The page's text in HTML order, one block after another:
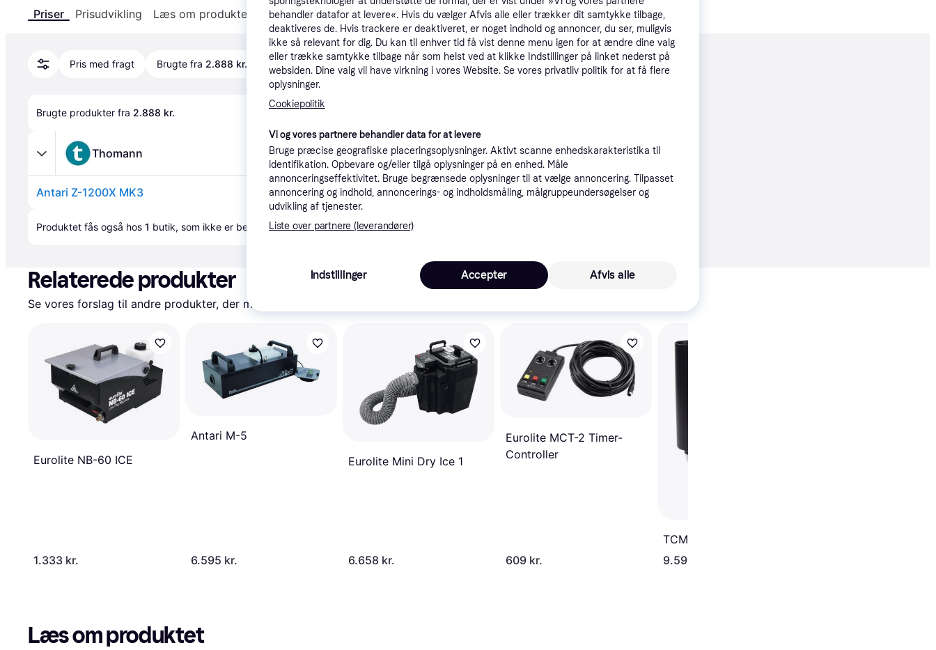
Priser Prisudvikling Læs om produktet Specifikationer
Pris med fragt Brugte fra 2.888 kr. Promoveret
Brugte produkter fra 2.888 kr.
Thomann
Antari Z-1200X MK3 Fri fragt,2-3 dage3.499 kr.
Produktet fås også hos 1 butik, som ikke er betalende kunde i denne kategori.
Relaterede produkter
Se vores forslag til andre produkter, der matcher dine interesser.
Eurolite NB-60 ICE
1.333 kr.
Antari M-5
6.595 kr.
Eurolite Mini Dry Ice 1
6.658 kr.
Eurolite MCT-2 Timer-
Controller
609 kr.
TCM FX CO2 Jet
9.599 kr.
Læs om produktet
behandler datafor at levere«. Hvis du vælger Afvis alle eller trækker dit samtykke tilbage,
deaktiveres de. Hvis trackere er deaktiveret, er noget indhold og annoncer, du ser, muligvis
ikke så relevant for dig. Du kan til enhver tid få vist denne menu igen for at ændre dine valg
eller trække samtykke tilbage når som helst ved at klikke Indstillinger på linket nederst på
websiden. Dine valg vil have virkning i vores Website. Se vores privatliv politik for at få flere
oplysninger.
Cookiepolitik
Vi og vores partnere behandler data for at levere
Bruge præcise geografiske placeringsoplysninger. Aktivt scanne enhedskarakteristika til
identifikation. Opbevare og/eller tilgå oplysninger på en enhed. Måle
annonceringseffektivitet. Bruge begrænsede oplysninger til at vælge annoncering. Tilpasset
annoncering og indhold, annoncerings- og indholdsmåling, målgruppeundersøgelser og
udvikling af tjenester.
Liste over partnere (leverandører)
Indstillinger Afvis alle
Accepter